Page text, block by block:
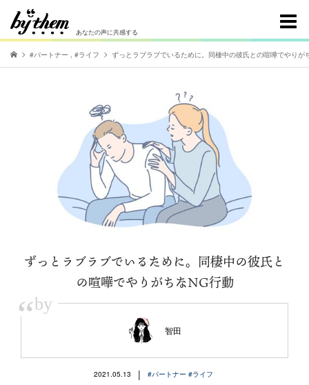
あなたの声に共感する
#パートナー , #ライフ ずっとラブラブでいるために。同棲中の彼氏との喧嘩でやりが
ずっとラブラブでいるために。同棲中の彼氏と
の喧嘩でやりがちなNG行動
“by
智田
2021.05.13 | #パートナー #ライフ